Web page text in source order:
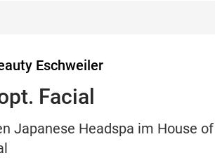
Eschweiler
Facial
Japanese Headspa im House